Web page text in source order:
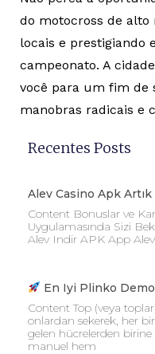
do motocross de alto
locais e prestigiando
campeonato. A
você para um fim de
manobras radicais e
Recentes Posts
Alev Casino Apk
Content Bonuslar ve
Uygulamasında Sizi
Alev Indir APK App
En Iyi Plinko
Content Top (veya
onlardan sekerek, her
gelen hücrelerden birine
manuel hem